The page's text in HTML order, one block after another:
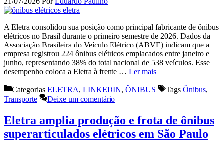
A Eletra consolidou sua posição como principal fabricante de ônibus
elétricos no Brasil durante o primeiro semestre de 2026. Dados da
Associação Brasileira do Veículo Elétrico (ABVE) indicam que a
empresa registrou 224 ônibus elétricos emplacados entre janeiro e
junho, representando 38% do total nacional de 538 veículos. Esse
desempenho coloca a Eletra à frente … Ler mais
Categorias ELETRA, LINKEDIN, ÔNIBUS Tags Ônibus,
Transporte
Deixe um comentário
Eletra amplia produção e frota de ônibus
superarticulados elétricos em São Paulo